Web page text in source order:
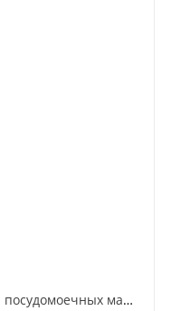
Somat All in 1 Extra Таблетки для посудомоечных машин 50 шт 900 гр